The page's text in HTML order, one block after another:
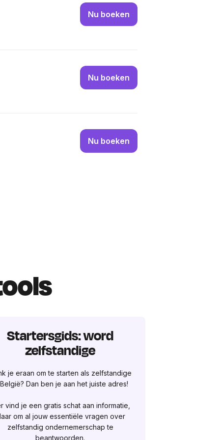
Nu boeken
Nu boeken
Nu boeken
Startersgids: word
zelfstandige
je eraan om te starten als zelfstandige
Dan ben je aan het juiste adres!
vind je een gratis schat aan informatie,
om al jouw essentiële vragen over
zelfstandig ondernemerschap te
beantwoorden.